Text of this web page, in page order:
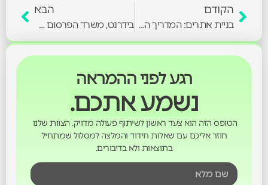
הקודם
בניית אתרים: המדריך המלא מאפס להצלחה דיגיטלית
הבא
בידרנט, משרד הפרסום שהופך עסקים למותגים
רגע לפני ההמראה
נשמע אתכם.
הטופס הזה הוא צעד ראשון לשיתוף פעולה מדויק. הצוות שלנו
חוזר אליכם עם שאלות חידוד והמלצה למסלול שמתחיל
בתוצאות ולא בדיבורים.